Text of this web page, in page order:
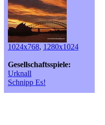
1024x768, 1280x1024
Gesellschaftsspiele:
Urknall
Schnipp Es!